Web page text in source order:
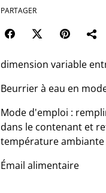
PARTAGER
dimension variable
Beurrier à eau en
Mode d'emploi :
dans le contenant et
température ambiante
Émail alimentaire